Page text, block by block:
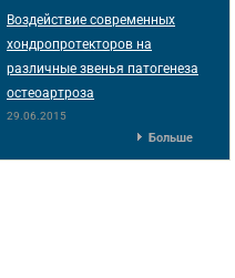
Воздействие современных
хондропротекторов на
различные звенья патогенеза
остеоартроза
29.06.2015
Больше